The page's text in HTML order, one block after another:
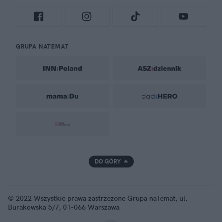
GRUPA NATEMAT
DO GÓRY
© 2022 Wszystkie prawa zastrzeżone Grupa naTemat, ul.
Burakowska 5/7, 01-066 Warszawa